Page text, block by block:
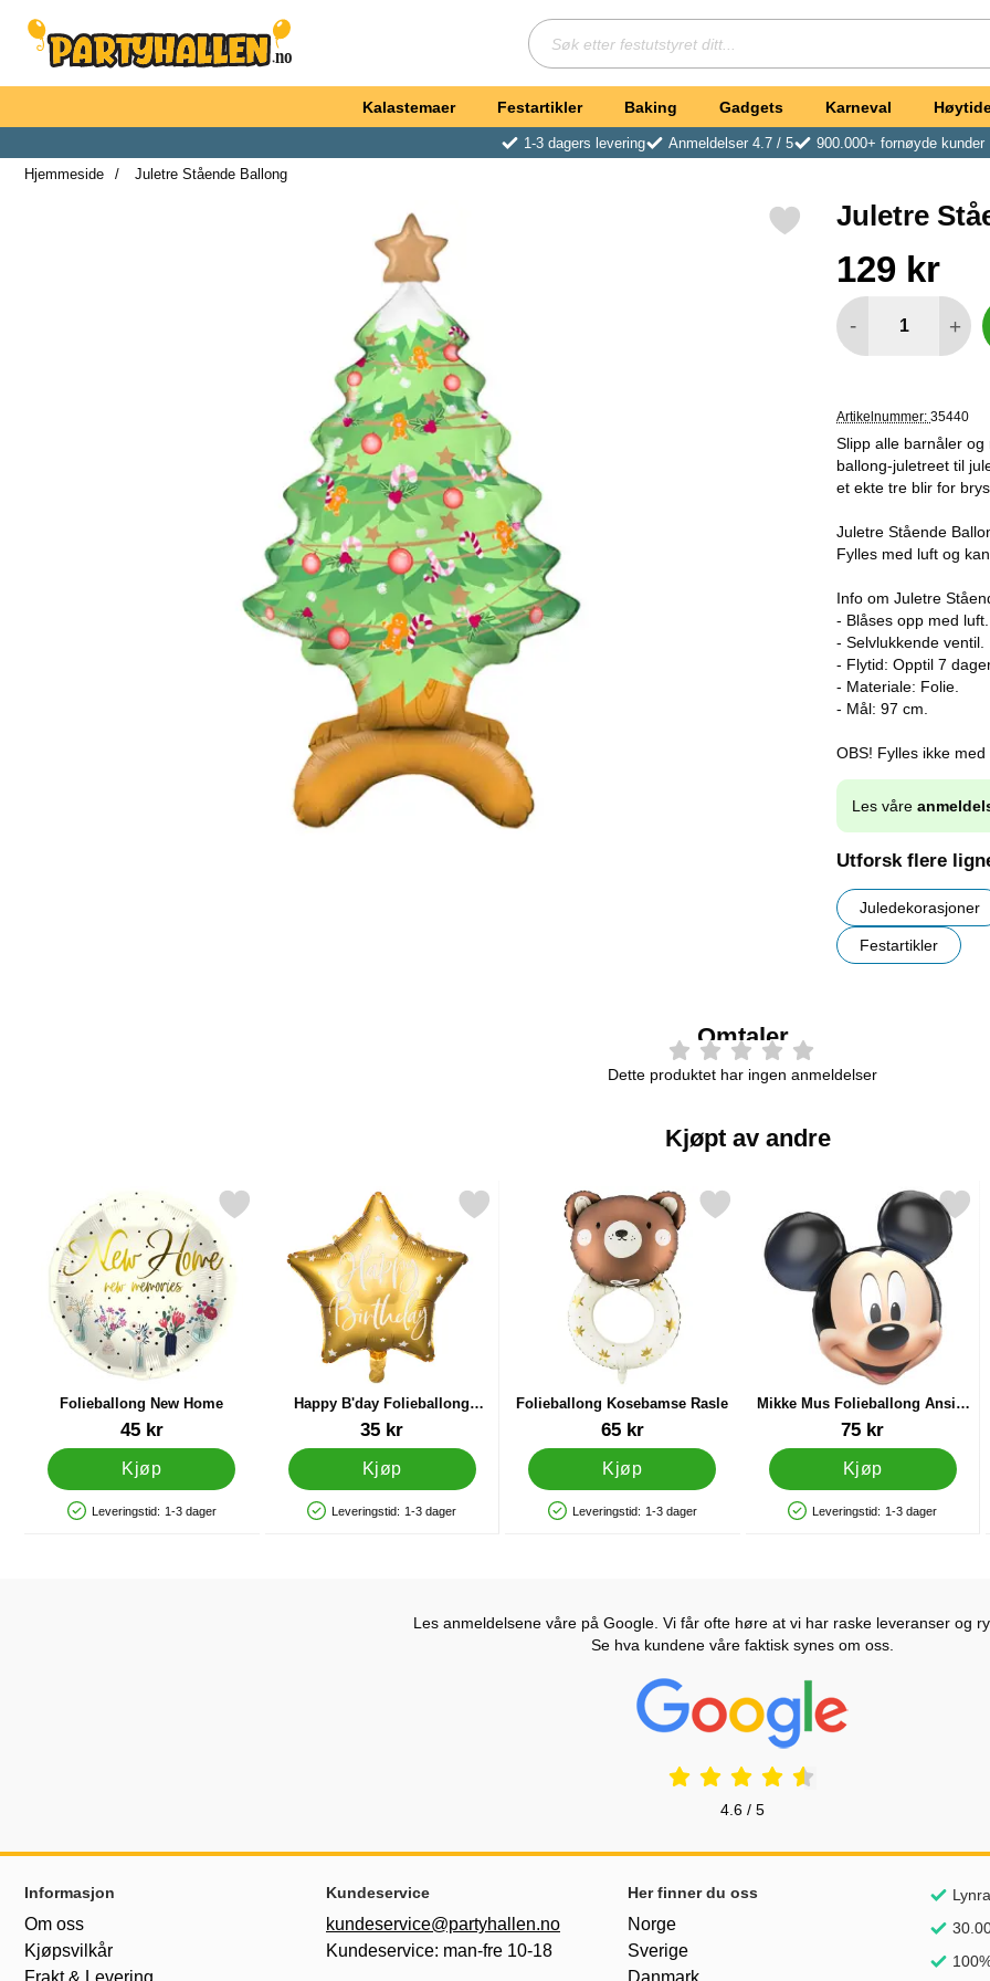
Søk
Startsiden for Partyhallen AB
Kalastemaer Festartikler Baking Gadgets Karneval
1-3 dagers levering Anmeldelser 4.7 / 5
900.000+ fornøyde kunder
Hjemmeside
Juletre Stående Ballong
Merk juletre Stående Ballong som favoritt
Juletre
pris
129 kr
- +
Artikelnummer: 35440
Slipp alle barnåler
ballong-juletreet til
et ekte tre blir for
Juletre Stående
Fylles med luft og
Info om Juletre
- Blåses opp med luft.
- Selvlukkende ventil.
- Flytid: Opptil 7
- Materiale: Folie.
- Mål: 97 cm.
OBS! Fylles ikke med
Les våre
Utforsk flere
Juledekorasjoner
Festartikler
Omtaler
Dette produktet har ingen anmeldelser
Kjøpt av andre
Folieballong New Home
Varenummer 33673
45 kr
Kjøp
Produkttilgjengelighet: På lager
Leveringstid: 1-3 dager
Merk folieballong New Home som favoritt
Happy B'day Folieballong
Stjerne Gull
Varenummer 31266
35 kr
Kjøp
Produkttilgjengelighet: På lager
Leveringstid: 1-3 dager
Merk happy B'day Folieballong Stjerne Gull som favoritt
Folieballong Kosebamse Rasle
Varenummer 42762
65 kr
Kjøp
Produkttilgjengelighet: På lager
Leveringstid: 1-3 dager
Merk folieballong Kosebamse Rasle som favoritt
Mikke Mus Folieballong Ansikt
79 cm
Varenummer 90225
75 kr
Kjøp
Produkttilgjengelighet: På lager
Leveringstid: 1-3 dager
Merk mikke Mus Folieballong
Les anmeldelsene våre på Google. Vi får ofte høre at vi har raske leveranser og
Se hva kundene våre faktisk synes om oss.
Prisjakt Vurdering: 4.6 Stjerne
4.6 / 5
Footer-innhold Blandet informasjon og lenker
Informasjon
Om oss
Kjøpsvilkår
Frakt & Levering
Kundeservice
kundeservice@partyhallen.no
Kundeservice: man-fre 10-18
Her finner du oss
Norge
Sverige
Danmark